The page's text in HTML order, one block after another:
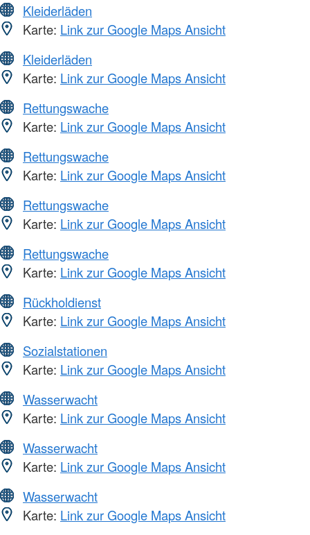
Kleiderläden
Karte: Link zur Google Maps Ansicht
Kleiderläden
Karte: Link zur Google Maps Ansicht
Rettungswache
Karte: Link zur Google Maps Ansicht
Rettungswache
Karte: Link zur Google Maps Ansicht
Rettungswache
Karte: Link zur Google Maps Ansicht
Rettungswache
Karte: Link zur Google Maps Ansicht
Rückholdienst
Karte: Link zur Google Maps Ansicht
Sozialstationen
Karte: Link zur Google Maps Ansicht
Wasserwacht
Karte: Link zur Google Maps Ansicht
Wasserwacht
Karte: Link zur Google Maps Ansicht
Wasserwacht
Karte: Link zur Google Maps Ansicht